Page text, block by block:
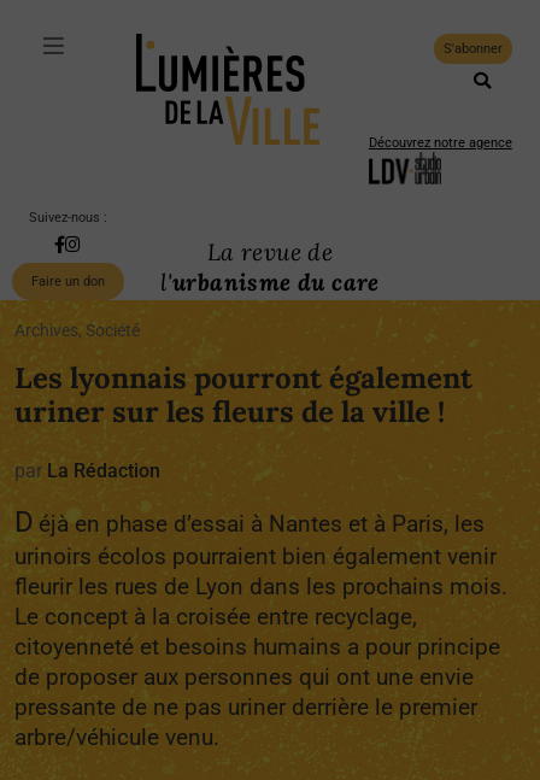
S'abonner
Découvrez notre agence
Suivez-nous :
Faire un don
La revue de
l'urbanisme du care
Archives, Société
Les lyonnais pourront également
uriner sur les fleurs de la ville !
par La Rédaction
D éjà en phase d’essai à Nantes et à Paris, les
urinoirs écolos pourraient bien également venir
fleurir les rues de Lyon dans les prochains mois.
Le concept à la croisée entre recyclage,
citoyenneté et besoins humains a pour principe
de proposer aux personnes qui ont une envie
pressante de ne pas uriner derrière le premier
arbre/véhicule venu.